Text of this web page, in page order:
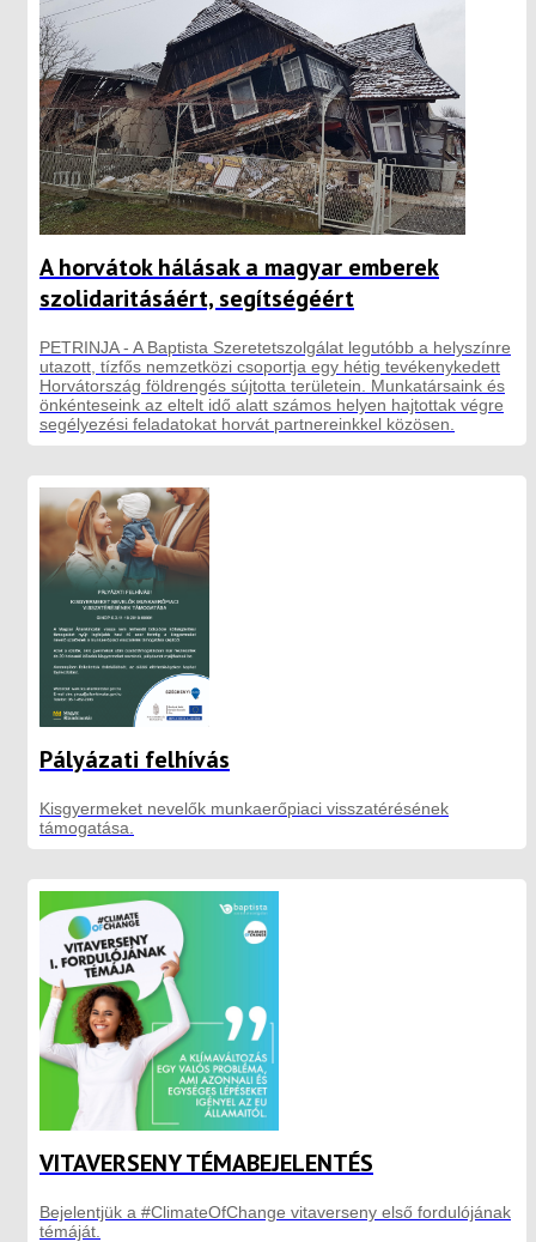
A horvátok hálásak a magyar emberek
szolidaritásáért, segítségéért
PETRINJA - A Baptista Szeretetszolgálat legutóbb a helyszínre
utazott, tízfős nemzetközi csoportja egy hétig tevékenykedett
Horvátország földrengés sújtotta területein. Munkatársaink és
önkénteseink az eltelt idő alatt számos helyen hajtottak végre
segélyezési feladatokat horvát partnereinkkel közösen.
Pályázati felhívás
Kisgyermeket nevelők munkaerőpiaci visszatérésének
támogatása.
VITAVERSENY TÉMABEJELENTÉS
Bejelentjük a #ClimateOfChange vitaverseny első fordulójának
témáját.